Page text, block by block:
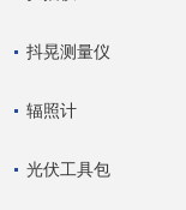
抖晃测量仪
辐照计
光伏工具包